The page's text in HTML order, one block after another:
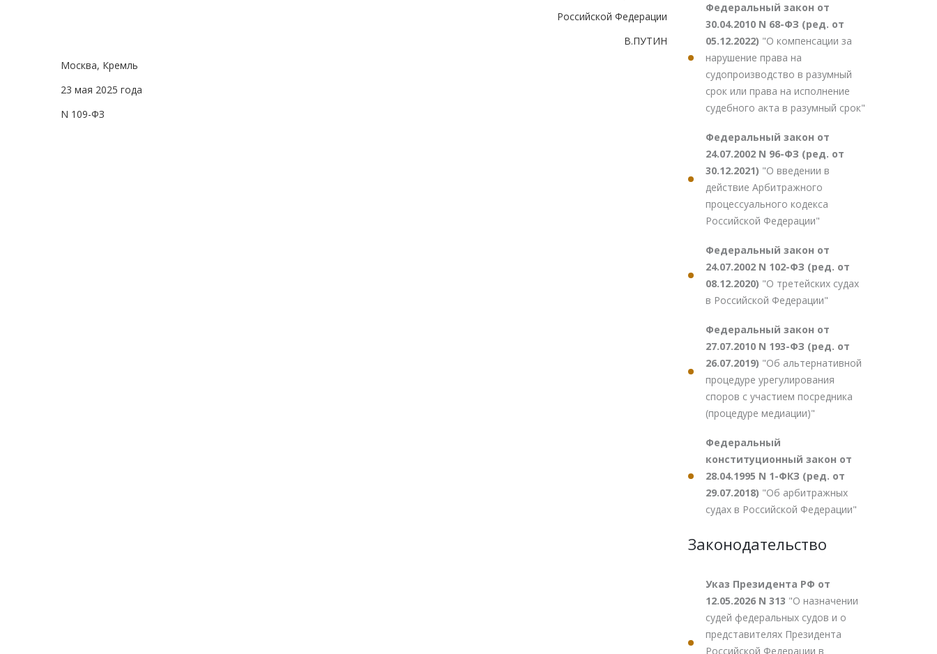
Российской Федерации
В.ПУТИН
Москва, Кремль
23 мая 2025 года
N 109-ФЗ
Федеральный закон от
30.04.2010 N 68-ФЗ (ред. от
05.12.2022) "О компенсации за
нарушение права на
судопроизводство в разумный
срок или права на исполнение
судебного акта в разумный срок"
Федеральный закон от
24.07.2002 N 96-ФЗ (ред. от
30.12.2021) "О введении в
действие Арбитражного
процессуального кодекса
Российской Федерации"
Федеральный закон от
24.07.2002 N 102-ФЗ (ред. от
08.12.2020) "О третейских судах
в Российской Федерации"
Федеральный закон от
27.07.2010 N 193-ФЗ (ред. от
26.07.2019) "Об альтернативной
процедуре урегулирования
споров с участием посредника
(процедуре медиации)"
Федеральный
конституционный закон от
28.04.1995 N 1-ФКЗ (ред. от
29.07.2018) "Об арбитражных
судах в Российской Федерации"
Законодательство
Указ Президента РФ от
12.05.2026 N 313 "О назначении
судей федеральных судов и о
представителях Президента
Российской Федерации в